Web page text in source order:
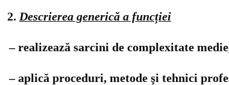
Descrierea generică a funcției
– realizează sarcini de complexitate
– aplică proceduri, metode şi tehnici